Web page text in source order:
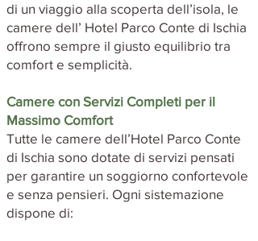
di un viaggio alla scoperta dell’isola, le
camere dell’ Hotel Parco Conte di Ischia
offrono sempre il giusto equilibrio tra
comfort e semplicità.
Camere con Servizi Completi per il
Massimo Comfort
Tutte le camere dell’Hotel Parco Conte
di Ischia sono dotate di servizi pensati
per garantire un soggiorno confortevole
e senza pensieri. Ogni sistemazione
dispone di: